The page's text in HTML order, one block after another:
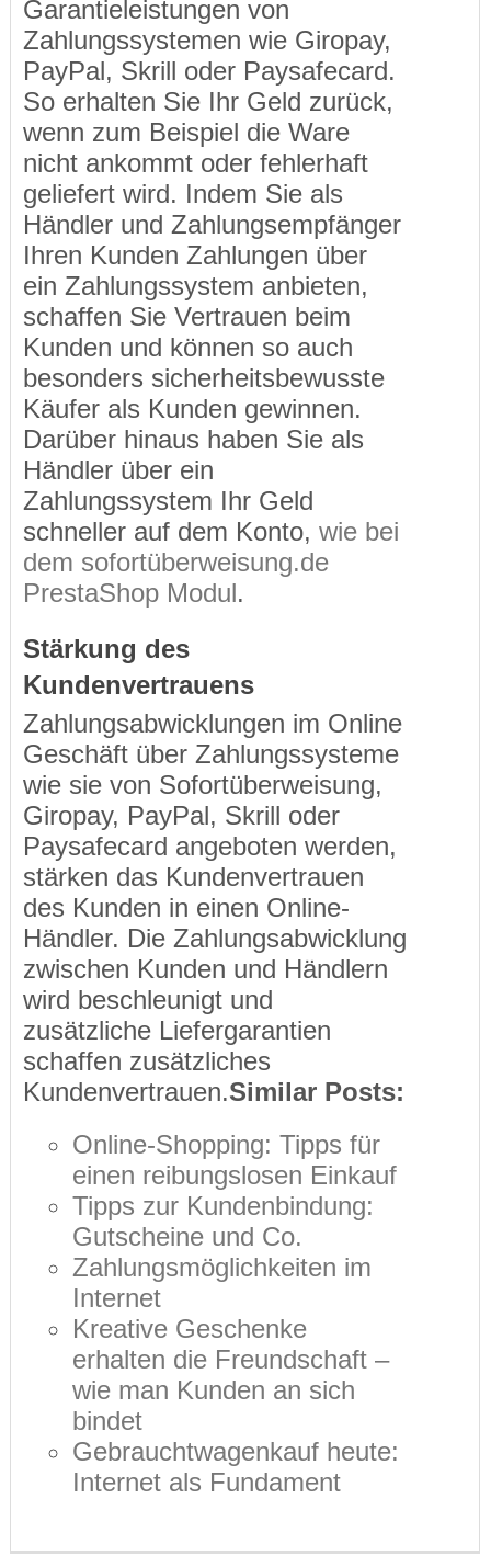
Garantieleistungen von
Zahlungssystemen wie Giropay,
PayPal, Skrill oder Paysafecard.
So erhalten Sie Ihr Geld zurück,
wenn zum Beispiel die Ware
nicht ankommt oder fehlerhaft
geliefert wird. Indem Sie als
Händler und Zahlungsempfänger
Ihren Kunden Zahlungen über
ein Zahlungssystem anbieten,
schaffen Sie Vertrauen beim
Kunden und können so auch
besonders sicherheitsbewusste
Käufer als Kunden gewinnen.
Darüber hinaus haben Sie als
Händler über ein
Zahlungssystem Ihr Geld
schneller auf dem Konto, wie bei
dem sofortüberweisung.de
PrestaShop Modul.
Stärkung des
Kundenvertrauens
Zahlungsabwicklungen im Online
Geschäft über Zahlungssysteme
wie sie von Sofortüberweisung,
Giropay, PayPal, Skrill oder
Paysafecard angeboten werden,
stärken das Kundenvertrauen
des Kunden in einen Online-
Händler. Die Zahlungsabwicklung
zwischen Kunden und Händlern
wird beschleunigt und
zusätzliche Liefergarantien
schaffen zusätzliches
Kundenvertrauen.Similar Posts:
Online-Shopping: Tipps für
einen reibungslosen Einkauf
Tipps zur Kundenbindung:
Gutscheine und Co.
Zahlungsmöglichkeiten im
Internet
Kreative Geschenke
erhalten die Freundschaft –
wie man Kunden an sich
bindet
Gebrauchtwagenkauf heute:
Internet als Fundament